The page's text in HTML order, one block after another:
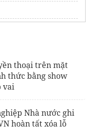
thoại trên mặt
thức bằng show
vai
Nhà nước ghi
hoàn tất xóa lỗ